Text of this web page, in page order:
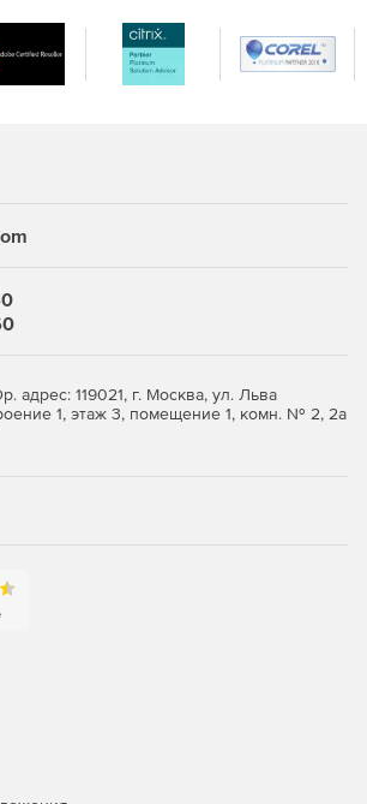
адрес: 119021, г. Москва, ул. Льва
1, этаж 3, помещение 1, комн. № 2, 2а